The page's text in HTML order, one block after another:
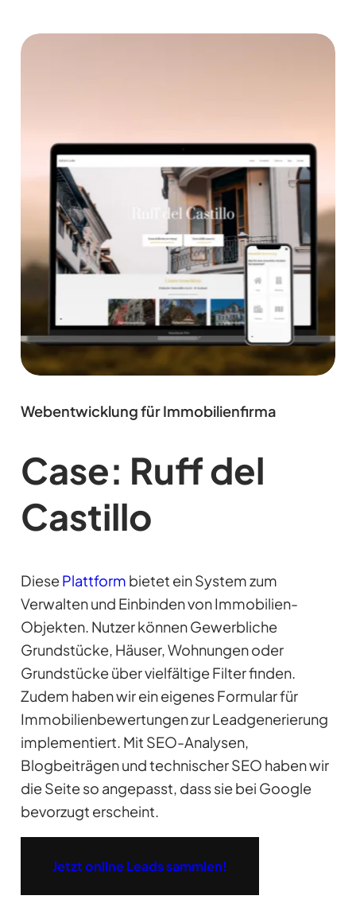
Webentwicklung für Immobilienfirma
Case: Ruff del
Castillo
DiesePlattform bietet ein System zum
Verwalten und Einbinden von Immobilien-
Objekten. Nutzer können Gewerbliche
Grundstücke, Häuser, Wohnungen oder
Grundstücke über vielfältige Filter finden.
Zudem haben wir ein eigenes Formular für
Immobilienbewertungen zur Leadgenerierung
implementiert. Mit SEO-Analysen,
Blogbeiträgen und technischer SEO haben wir
die Seite so angepasst, dass sie bei Google
bevorzugt erscheint.
Jetzt online Leads sammlen!